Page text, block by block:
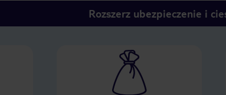
Rozszerz ubezpieczenie i